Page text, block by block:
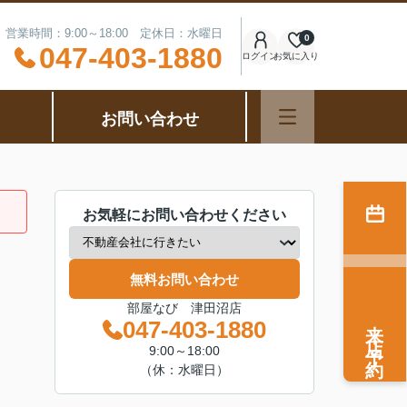
営業時間：9:00～18:00 定休日：水曜日
047-403-1880 ログインお気に入り
0
お問い合わせ
お気軽にお問い合わせください
無料お問い合わせ
部屋なび 津田沼店
047-403-1880
9:00～18:00
（休：水曜日）
来店予約